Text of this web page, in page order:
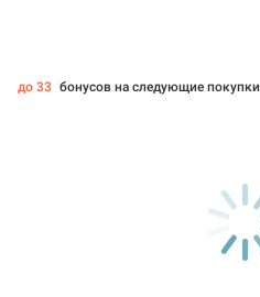
до 33 бонусов на следующие покупки